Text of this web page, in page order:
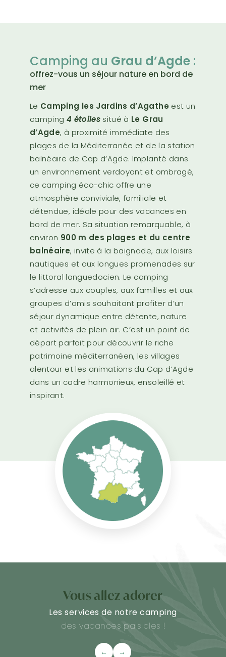
Camping au Grau d’Agde :
offrez-vous un séjour nature en bord de
mer
Le Camping les Jardins d’Agathe est un
camping 4 étoilessitué à Le Grau
d’Agde, à proximité immédiate des
plages de la Méditerranée et de la station
balnéaire de Cap d’Agde. Implanté dans
un environnement verdoyant et ombragé,
ce camping éco-chic offre une
atmosphère conviviale, familiale et
détendue, idéale pour des vacances en
bord de mer. Sa situation remarquable, à
environ 900 m des plages et du centre
balnéaire, invite à la baignade, aux loisirs
nautiques et aux longues promenades sur
le littoral languedocien. Le camping
s’adresse aux couples, aux familles et aux
groupes d’amis souhaitant profiter d’un
séjour dynamique entre détente, nature
et activités de plein air. C’est un point de
départ parfait pour découvrir le riche
patrimoine méditerranéen, les villages
alentour et les animations du Cap d’Agde
dans un cadre harmonieux, ensoleillé et
inspirant.
Vous allez adorer
Les services de notre camping
des vacances paisibles !
← →